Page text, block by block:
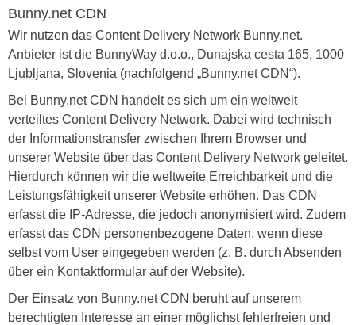
Bunny.net CDN
Wir nutzen das Content Delivery Network Bunny.net.
Anbieter ist die BunnyWay d.o.o., Dunajska cesta 165, 1000
Ljubljana, Slovenia (nachfolgend „Bunny.net CDN“).
Bei Bunny.net CDN handelt es sich um ein weltweit
verteiltes Content Delivery Network. Dabei wird technisch
der Informationstransfer zwischen Ihrem Browser und
unserer Website über das Content Delivery Network geleitet.
Hierdurch können wir die weltweite Erreichbarkeit und die
Leistungsfähigkeit unserer Website erhöhen. Das CDN
erfasst die IP-Adresse, die jedoch anonymisiert wird. Zudem
erfasst das CDN personenbezogene Daten, wenn diese
selbst vom User eingegeben werden (z. B. durch Absenden
über ein Kontaktformular auf der Website).
Der Einsatz von Bunny.net CDN beruht auf unserem
berechtigten Interesse an einer möglichst fehlerfreien und